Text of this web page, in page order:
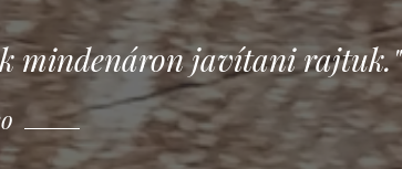
mindenáron javítani rajtuk."